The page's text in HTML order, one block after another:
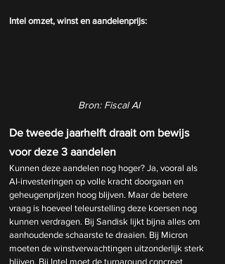
Intel omzet, winst en aandelenprijs:
Bron: Fiscal AI
De tweede jaarhelft draait om bewijs
voor deze 3 aandelen
Kunnen deze aandelen nog hoger? Ja, vooral als
AI-investeringen op volle kracht doorgaan en
geheugenprijzen hoog blijven. Maar de betere
vraag is hoeveel teleurstelling deze koersen nog
kunnen verdragen. Bij Sandisk lijkt bijna alles om
aanhoudende schaarste te draaien. Bij Micron
moeten de winstverwachtingen uitzonderlijk sterk
blijven. Bij Intel moet de turnaround concreet